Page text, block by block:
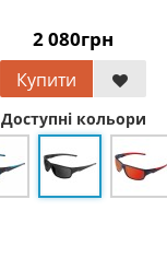
2 080грн
Купити
Доступні кольори